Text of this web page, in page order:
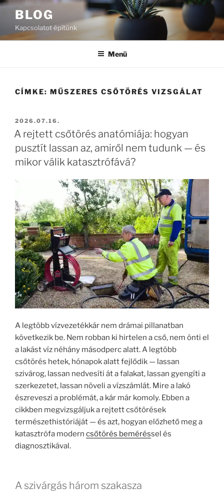
Tartalomhoz
BLOG
Kapcsolatot építünk
Menü
CÍMKE: MŰSZERES CSŐTÖRÉS VIZSGÁLAT
BEKÜLDVE:
2026.07.16.
A rejtett csőtörés anatómiája: hogyan
pusztít lassan az, amiről nem tudunk — és
mikor válik katasztrófává?
A legtöbb vízvezetékkár nem drámai pillanatban
következik be. Nem robban ki hirtelen a cső, nem önti el
a lakást víz néhány másodperc alatt. A legtöbb
csőtörés hetek, hónapok alatt fejlődik — lassan
szivárog, lassan nedvesíti át a falakat, lassan gyengíti a
szerkezetet, lassan növeli a vízszámlát. Mire a lakó
észreveszi a problémát, a kár már komoly. Ebben a
cikkben megvizsgáljuk a rejtett csőtörések
természethistóriáját — és azt, hogyan előzhető meg a
katasztrófa modern csőtörés beméréssel és
diagnosztikával.
A szivárgás három szakasza